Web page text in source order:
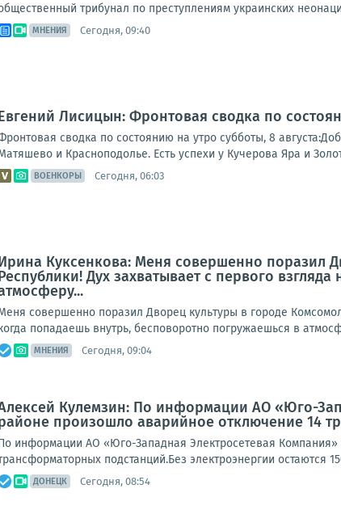
трибунал по преступлениям украинских
МНЕНИЯ Сегодня, 09:40
Лисицын: Фронтовая сводка по
сводка по состоянию на утро субботы, 8
и Красноподолье. Есть успехи у Кучерова Яра и
ВОЕНКОРЫ Сегодня, 06:03
Куксенкова: Меня совершенно поразил
Дух захватывает с первого
совершенно поразил Дворец культуры в городе
попадаешь внутрь, бесповоротно погружаешься в
МНЕНИЯ Сегодня, 09:04
Кулемзин: По информации АО «Юго-
произошло аварийное отключение 14
информации АО «Юго-Западная Электросетевая
подстанций.Без электроэнергии остаются
ДОНЕЦК Сегодня, 08:54